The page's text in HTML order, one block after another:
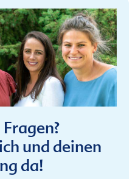
und deinen
da!